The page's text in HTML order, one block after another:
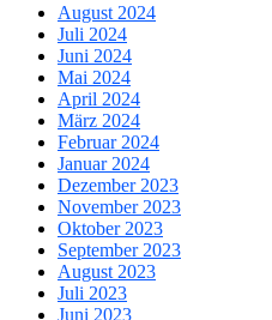
August 2024
Juli 2024
Juni 2024
Mai 2024
April 2024
März 2024
Februar 2024
Januar 2024
Dezember 2023
November 2023
Oktober 2023
September 2023
August 2023
Juli 2023
Juni 2023